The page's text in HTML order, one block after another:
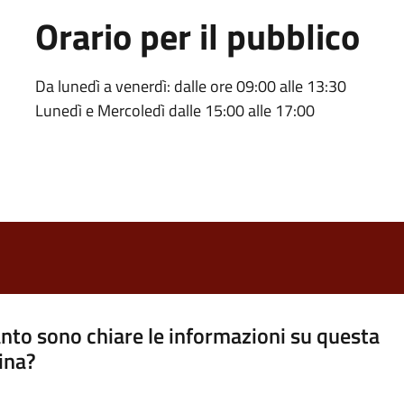
Orario per il pubblico
Da lunedì a venerdì: dalle ore 09:00 alle 13:30
Lunedì e Mercoledì dalle 15:00 alle 17:00
sono chiare le informazioni su questa